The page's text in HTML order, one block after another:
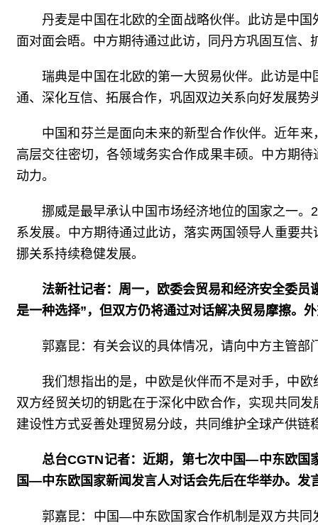
丹麦是中国在北欧的全面战略伙伴。此访是中
面对面会晤。中方期待通过此访，同丹方巩固互信
瑞典是中国在北欧的第一大贸易伙伴。此访是
通、深化互信、拓展合作，巩固双边关系向好发展势
中国和芬兰是面向未来的新型合作伙伴。近年
高层交往密切，各领域务实合作成果丰硕。中方期
动力。
挪威是最早承认中国市场经济地位的国家之一
系发展。中方期待通过此访，落实两国领导人重要
挪关系持续稳健发展。
法新社记者：周一，欧委会贸易和经济安全委
是一种选择”，但双方仍将通过对话解决贸易摩擦。
郭嘉昆：有关会议的具体情况，请向中方主管部
我们想指出的是，中欧是伙伴而不是对手，中
双方经贸关切的钥匙在于深化中欧合作，实现共同
建设性方式妥善处理贸易分歧，共同维护全球产供链
总台CGTN记者：近期，第七次中国—中东欧国
国—中东欧国家新闻发言人对话会先后在华举办。
郭嘉昆：中国—中东欧国家合作机制是双方共同